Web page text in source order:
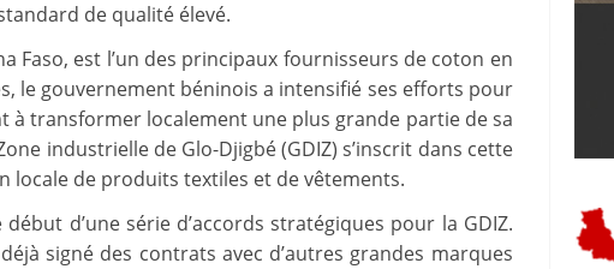
de qualité élevé.
Faso, est l’un des principaux fournisseurs de coton en
le gouvernement béninois a intensifié ses efforts pour
à transformer localement une plus grande partie de sa
industrielle de Glo-Djigbé (GDIZ) s’inscrit dans cette
de produits textiles et de vêtements.
d’une série d’accords stratégiques pour la GDIZ.
signé des contrats avec d’autres grandes marques